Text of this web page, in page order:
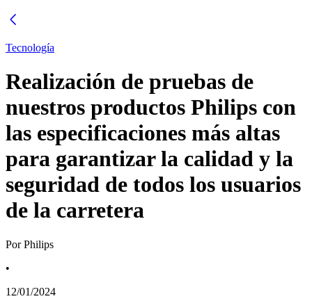
Tecnología
Realización de pruebas de
nuestros productos Philips con
las especificaciones más altas
para garantizar la calidad y la
seguridad de todos los usuarios
de la carretera
Por Philips
•
12/01/2024